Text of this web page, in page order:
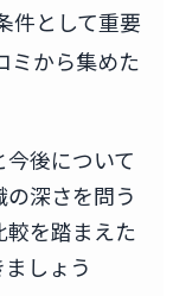
件として重要
ミから集めた
今後について
深さを問う
を踏まえた
しょう